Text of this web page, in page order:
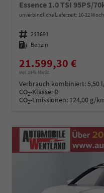
Essence 1.0 TSI 95PS/
unverbindliche Lieferzeit: 10-12
Fahrzeugnummer 213691
Kraftstoff Benzin
21.599,30 €
incl. 19% MwSt.
Verbrauch kombiniert:5,50
CO2-Klasse: D
CO2-Emissionen: 124,00 g/